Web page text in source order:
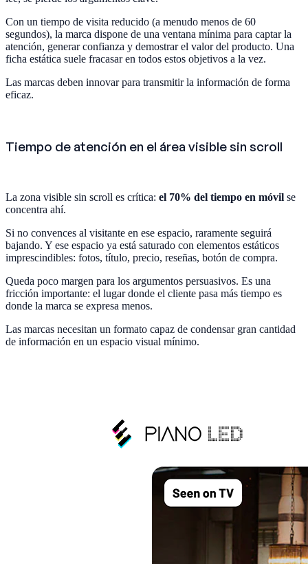
Con un tiempo de visita reducido (a menudo menos de 60
segundos), la marca dispone de una ventana mínima para captar la
atención, generar confianza y demostrar el valor del producto. Una
ficha estática suele fracasar en todos estos objetivos a la vez.
Las marcas deben innovar para transmitir la información de forma
eficaz.
Tiempo de atención en el área visible sin scroll
La zona visible sin scroll es crítica: el 70% del tiempo en móvil se
concentra ahí.
Si no convences al visitante en ese espacio, raramente seguirá
bajando. Y ese espacio ya está saturado con elementos estáticos
imprescindibles: fotos, título, precio, reseñas, botón de compra.
Queda poco margen para los argumentos persuasivos. Es una
fricción importante: el lugar donde el cliente pasa más tiempo es
donde la marca se expresa menos.
Las marcas necesitan un formato capaz de condensar gran cantidad
de información en un espacio visual mínimo.